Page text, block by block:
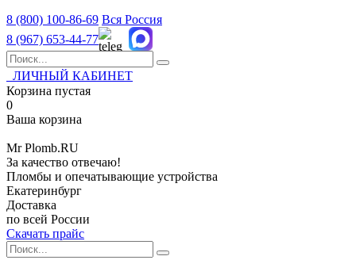
8 (800) 100-86-69 Вся Россия
8 (967) 653-44-77
ЛИЧНЫЙ КАБИНЕТ
Корзина пустая
0
Ваша корзина
MrPlomb.RU
За качество отвечаю!
Пломбы и опечатывающие устройства
Екатеринбург
Доставка
по всей России
Скачать прайс